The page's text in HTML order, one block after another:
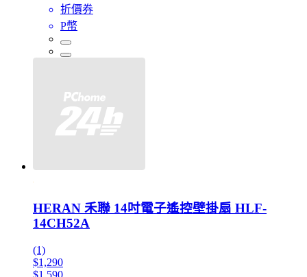
折價券
P幣
HERAN 禾聯 14吋電子遙控壁掛扇 HLF-
14CH52A
(1)
$1,290
$1,590